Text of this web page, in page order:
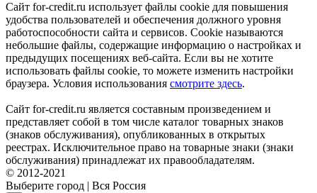
Сайт for-credit.ru использует файлы cookie для повышения
удобства пользователей и обеспечения должного уровня
работоспособности сайта и сервисов. Cookie называются
небольшие файлы, содержащие информацию о настройках и
предыдущих посещениях веб-сайта. Если вы не хотите
использовать файлы cookie, то можете изменить настройки
браузера. Условия использования смотрите здесь.
Сайт for-credit.ru является составным произведением и
представляет собой в том числе каталог товарных знаков
(знаков обслуживания), опубликованных в открытых
реестрах. Исключительное право на товарные знаки (знаки
обслуживания) принадлежат их правообладателям.
© 2012-2021
Выберите город | Вся Россия